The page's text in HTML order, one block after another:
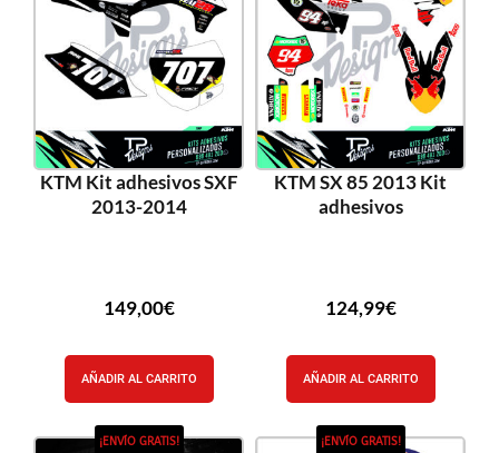
KTM Kit adhesivos SXF
2013-2014
149,00€
AÑADIR AL CARRITO
KTM SX 85 2013 Kit
adhesivos
124,99€
AÑADIR AL CARRITO
¡ENVÍO GRATIS! ¡ENVÍO GRATIS!